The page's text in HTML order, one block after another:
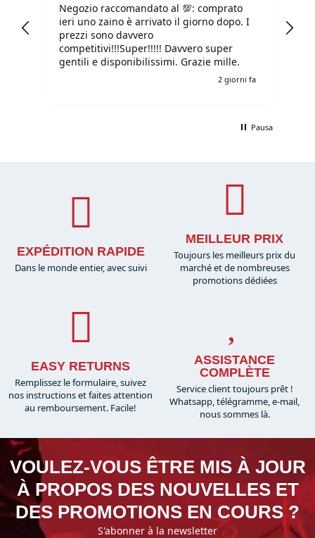
Negozio raccomandato al 💯: comprato
ieri uno zaino è arrivato il giorno dopo. I
prezzi sono davvero
competitivi!!!Super!!!!! Davvero super
gentili e disponibilissimi. Grazie mille.
2 giorni fa
Pausa
EXPÉDITION RAPIDE
Dans le monde entier, avec suivi
MEILLEUR PRIX
Toujours les meilleurs prix du
marché et de nombreuses
promotions dédiées
EASY RETURNS
Remplissez le formulaire, suivez
nos instructions et faites attention
au remboursement. Facile!
ASSISTANCE
COMPLÈTE
Service client toujours prêt !
Whatsapp, télégramme, e-mail,
nous sommes là.​
VOULEZ-VOUS ÊTRE MIS À JOUR
À PROPOS DES NOUVELLES ET
DES PROMOTIONS EN COURS ?
S'abonner à la newsletter